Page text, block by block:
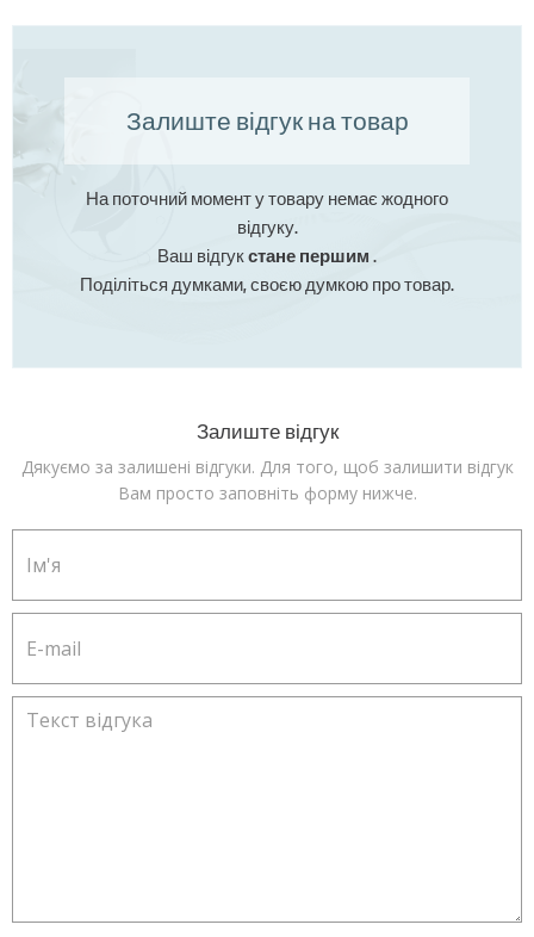
Залиште відгук на товар
На поточний момент у товару немає жодного
відгуку.
Ваш відгукстане першим .
Поділіться думками, своєю думкою про товар.
Залиште відгук
Дякуємо за залишені відгуки. Для того, щоб залишити відгук
Вам просто заповніть форму нижче.